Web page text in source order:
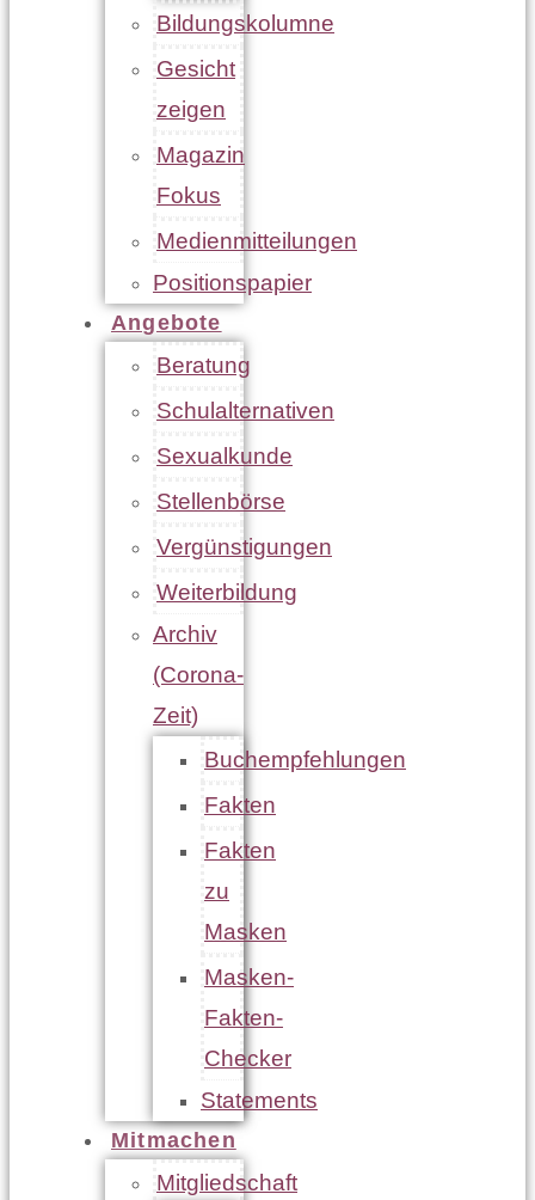
Bildungskolumne
Gesicht
zeigen
Magazin
Fokus
Medienmitteilungen
Positionspapier
Angebote
Beratung
Schulalternativen
Sexualkunde
Stellenbörse
Vergünstigungen
Weiterbildung
Archiv
(Corona-
Zeit)
Buchempfehlungen
Fakten
Fakten
zu
Masken
Masken-
Fakten-
Checker
Statements
Mitmachen
Mitgliedschaft